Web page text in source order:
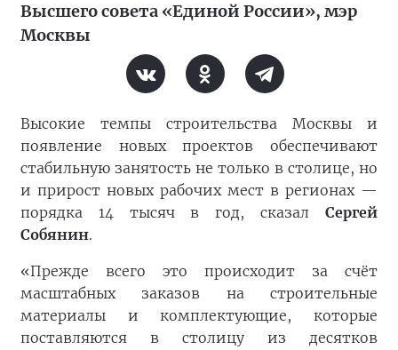
Высшего совета «Единой России», мэр
Москвы
Высокие темпы строительства Москвы и
появление новых проектов обеспечивают
стабильную занятость не только в столице, но
и прирост новых рабочих мест в регионах —
порядка 14 тысяч в год, сказал Сергей
Собянин.
«Прежде всего это происходит за счёт
масштабных заказов на строительные
материалы и комплектующие, которые
поставляются в столицу из десятков